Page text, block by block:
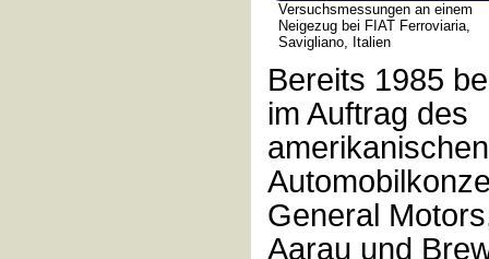
Versuchsmessungen an einem
Neigezug bei FIAT Ferroviaria,
Savigliano, Italien
Bereits 1985
im Auftrag des
amerikanischen
General
Aarau und